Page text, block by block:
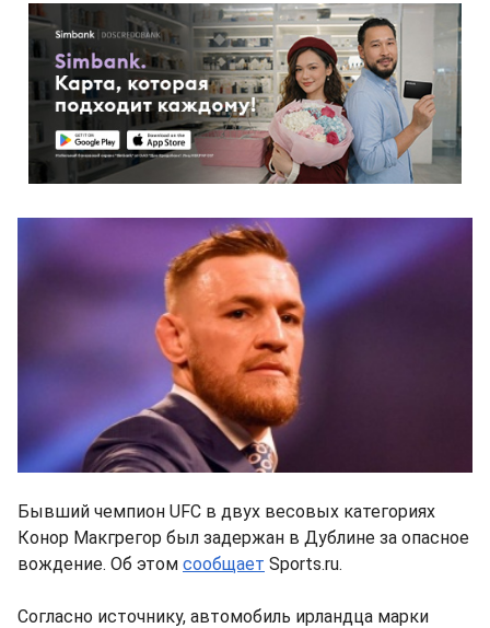
Бывший чемпион UFC в двух весовых категориях
Конор Макгрегор был задержан в Дублине за опасное
вождение. Об этом сообщает Sports.ru.
Согласно источнику, автомобиль ирландца марки